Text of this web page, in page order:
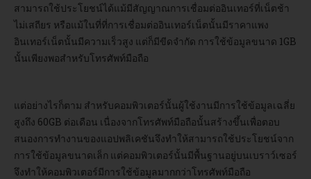
สามารถใช้ประโยชน์ได้แม้มีสัญญาณการเชื่อมต่ออินเทอร์ที่เน็ตช้า
ไม่เสถียร หรือแม้ในที่ที่การเชื่อมต่ออินเทอร์เน็ตนั้นมีราคาแพง
อินเทอร์เน็ตนั้นมีความเร็วสูง แต่ก็มีขีดจำกัด การใช้ข้อมูลขนาด 1GB
นั้นเพียงพอสำหรับโทรศัพท์มือถือ
แต่อย่างไรก็ตาม สำหรับคอมพิวเตอร์นั้นผู้ใช้งานมีการใช้ข้อมูลเฉลี่ย
สูงถึง 60GB ต่อเดือน เนื่องจากโทรศัพท์มือถือนั้นสร้างขึ้นเพื่อตอบ
สนองการทำงานของแอปพลิเคชันจึงทำให้สามารถใช้ประโยชน์จาก
การใช้ข้อมูลขนาดเล็ก แต่คอมพิวเตอร์นั้นมีพื้นฐานอยู่บนเบราว์เซอร์
จึงทำให้คอมพิวเตอร์มีการใช้ข้อมูลมากกว่าโทรศัพท์มือถือ